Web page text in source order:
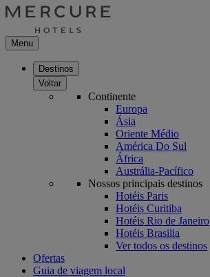
Menu
Destinos
Voltar
Continente
Europa
Ásia
Oriente Médio
América Do Sul
África
Austrália-Pacífico
Nossos principais destinos
Hotéis Paris
Hotéis Curitiba
Hotéis Rio de Janeiro
Hotéis Brasilia
Ver todos os destinos
Ofertas
Guia de viagem local